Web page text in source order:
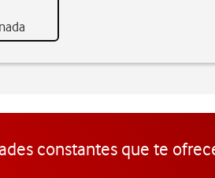
constantes que te